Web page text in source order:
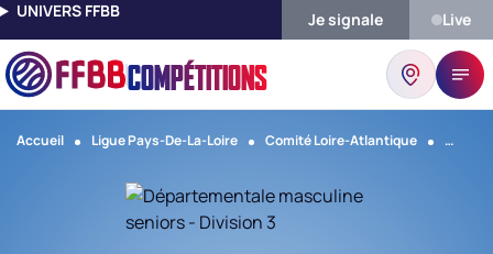
UNIVERS FFBB Je signale Live
COMPÉTITIONS
Accueil Ligue Pays-De-La-Loire Comité Loire-Atlantique